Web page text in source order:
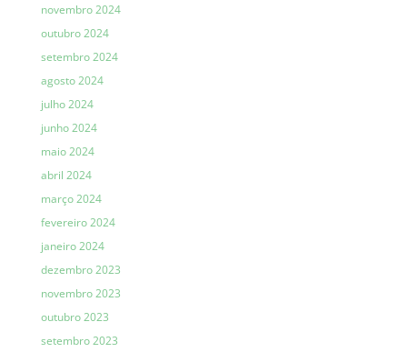
novembro 2024
outubro 2024
setembro 2024
agosto 2024
julho 2024
junho 2024
maio 2024
abril 2024
março 2024
fevereiro 2024
janeiro 2024
dezembro 2023
novembro 2023
outubro 2023
setembro 2023